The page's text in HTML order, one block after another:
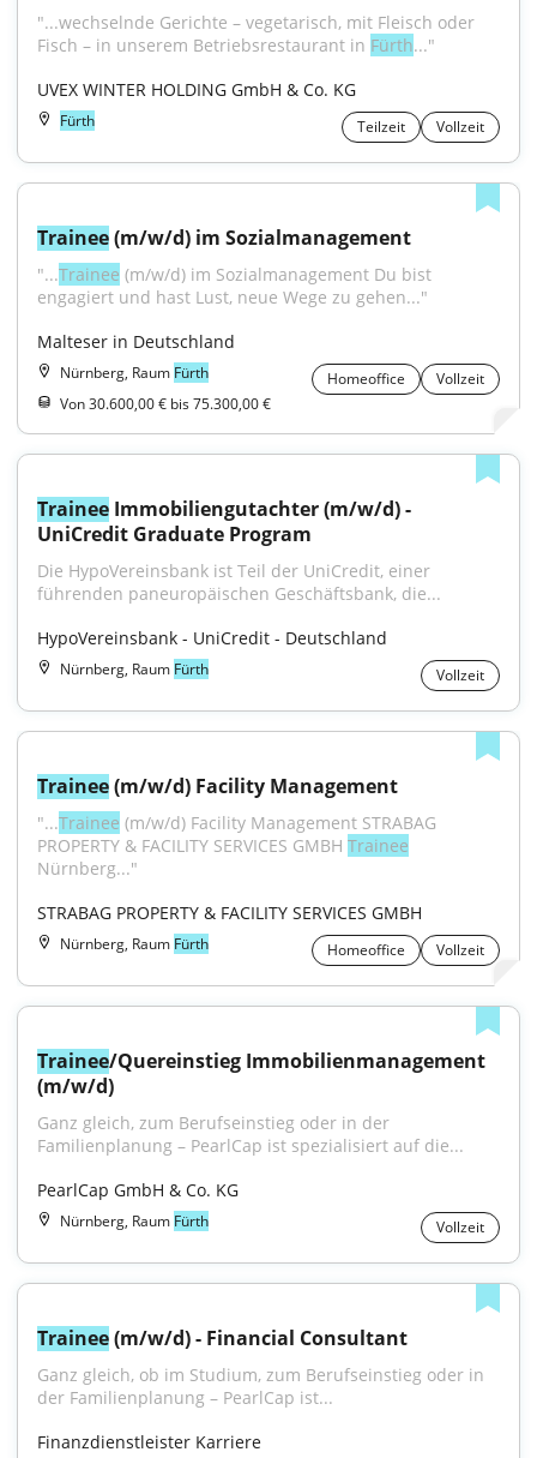
"...wechselnde Gerichte – vegetarisch, mit Fleisch oder
Fisch – in unserem Betriebsrestaurant in Fürth..."
UVEX WINTER HOLDING GmbH & Co. KG
Fürth Teilzeit Vollzeit
Trainee (m/w/d) im Sozialmanagement
"...Trainee (m/w/d) im Sozialmanagement Du bist
engagiert und hast Lust, neue Wege zu gehen..."
Malteser in Deutschland
Nürnberg, Raum Fürth Homeoffice
Vollzeit
Von 30.600,00 € bis 75.300,00 €
Trainee Immobiliengutachter (m/w/d) -
UniCredit Graduate Program
Die HypoVereinsbank ist Teil der UniCredit, einer
führenden paneuropäischen Geschäftsbank, die...
HypoVereinsbank - UniCredit - Deutschland
Nürnberg, Raum Fürth Vollzeit
Trainee (m/w/d) Facility Management
"...Trainee (m/w/d) Facility Management STRABAG
PROPERTY & FACILITY SERVICES GMBH Trainee
Nürnberg..."
STRABAG PROPERTY & FACILITY SERVICES GMBH
Nürnberg, Raum Fürth Homeoffice Vollzeit
Trainee/Quereinstieg Immobilienmanagement
(m/w/d)
Ganz gleich, zum Berufseinstieg oder in der
Familienplanung – PearlCap ist spezialisiert auf die...
PearlCap GmbH & Co. KG
Nürnberg, Raum Fürth Vollzeit
Trainee (m/w/d) - Financial Consultant
Ganz gleich, ob im Studium, zum Berufseinstieg oder in
der Familienplanung – PearlCap ist...
Finanzdienstleister Karriere